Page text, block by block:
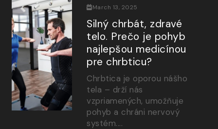
March 13, 2025
Silný chrbát, zdravé
telo. Prečo je pohyb
najlepšou medicínou
pre chrbticu?
Chrbtica je oporou nášho
tela – drží nás
vzpriamených, umožňuje
pohyb a chráni nervový
systém....